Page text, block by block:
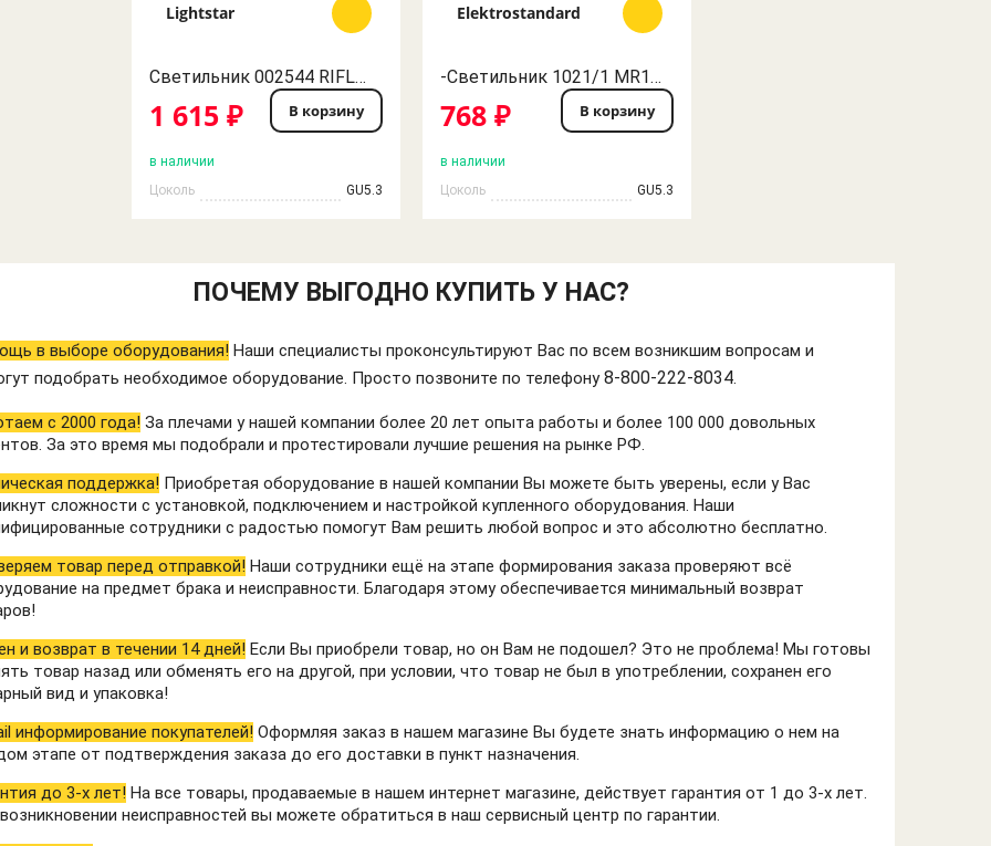
Lightstar
Светильник 002544 RIFLE MR16/HP16 ХРОМ/ЗЕРКАЛЬНЫЙ LightStar
1 615 ₽ В корзину
в наличии
Цоколь
GU5.3
Elektrostandard
-Светильник 1021/1 MR16 CH хром elektrostandard
768 ₽ В корзину
в наличии
Цоколь
GU5.3
ПОЧЕМУ ВЫГОДНО КУПИТЬ У НАС?
в выборе оборудования! Наши специалисты проконсультируют Вас по всем возникшим вопросам и
подобрать необходимое оборудование. Просто позвоните по телефону8-800-222-8034.
с 2000 года! За плечами у нашей компании более 20 лет опыта работы и более 100 000 довольных
За это время мы подобрали и протестировали лучшие решения на рынке РФ.
поддержка! Приобретая оборудование в нашей компании Вы можете быть уверены, если у Вас
сложности с установкой, подключением и настройкой купленного оборудования. Наши
сотрудники с радостью помогут Вам решить любой вопрос и это абсолютно бесплатно.
товар перед отправкой! Наши сотрудники ещё на этапе формирования заказа проверяют всё
на предмет брака и неисправности. Благодаря этому обеспечивается минимальный возврат
и возврат в течении 14 дней! Если Вы приобрели товар, но он Вам не подошел? Это не проблема! Мы готовы
товар назад или обменять его на другой, при условии, что товар не был в употреблении, сохранен его
вид и упаковка!
информирование покупателей! Оформляя заказ в нашем магазине Вы будете знать информацию о нем на
этапе от подтверждения заказа до его доставки в пункт назначения.
до 3-х лет! На все товары, продаваемые в нашем интернет магазине, действует гарантия от 1 до 3-х лет.
неисправностей вы можете обратиться в наш сервисный центр по гарантии.